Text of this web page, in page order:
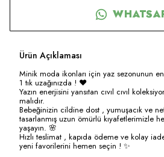
Ürün Açıklaması
Minik moda ikonları için yaz sezonunun
1 tık uzağınızda ! ❤️
Yazın enerjisini yansıtan cıvıl cıvıl
malıdır.
Bebeğinizin cildine dost , yumuşacık ve
tasarlanmış uzun ömürlü kıyafetlerimizle
yaşayın. 🌸
Hızlı teslimat , kapıda ödeme ve kolay
yeni favorilerini hemen seçin ! ✨